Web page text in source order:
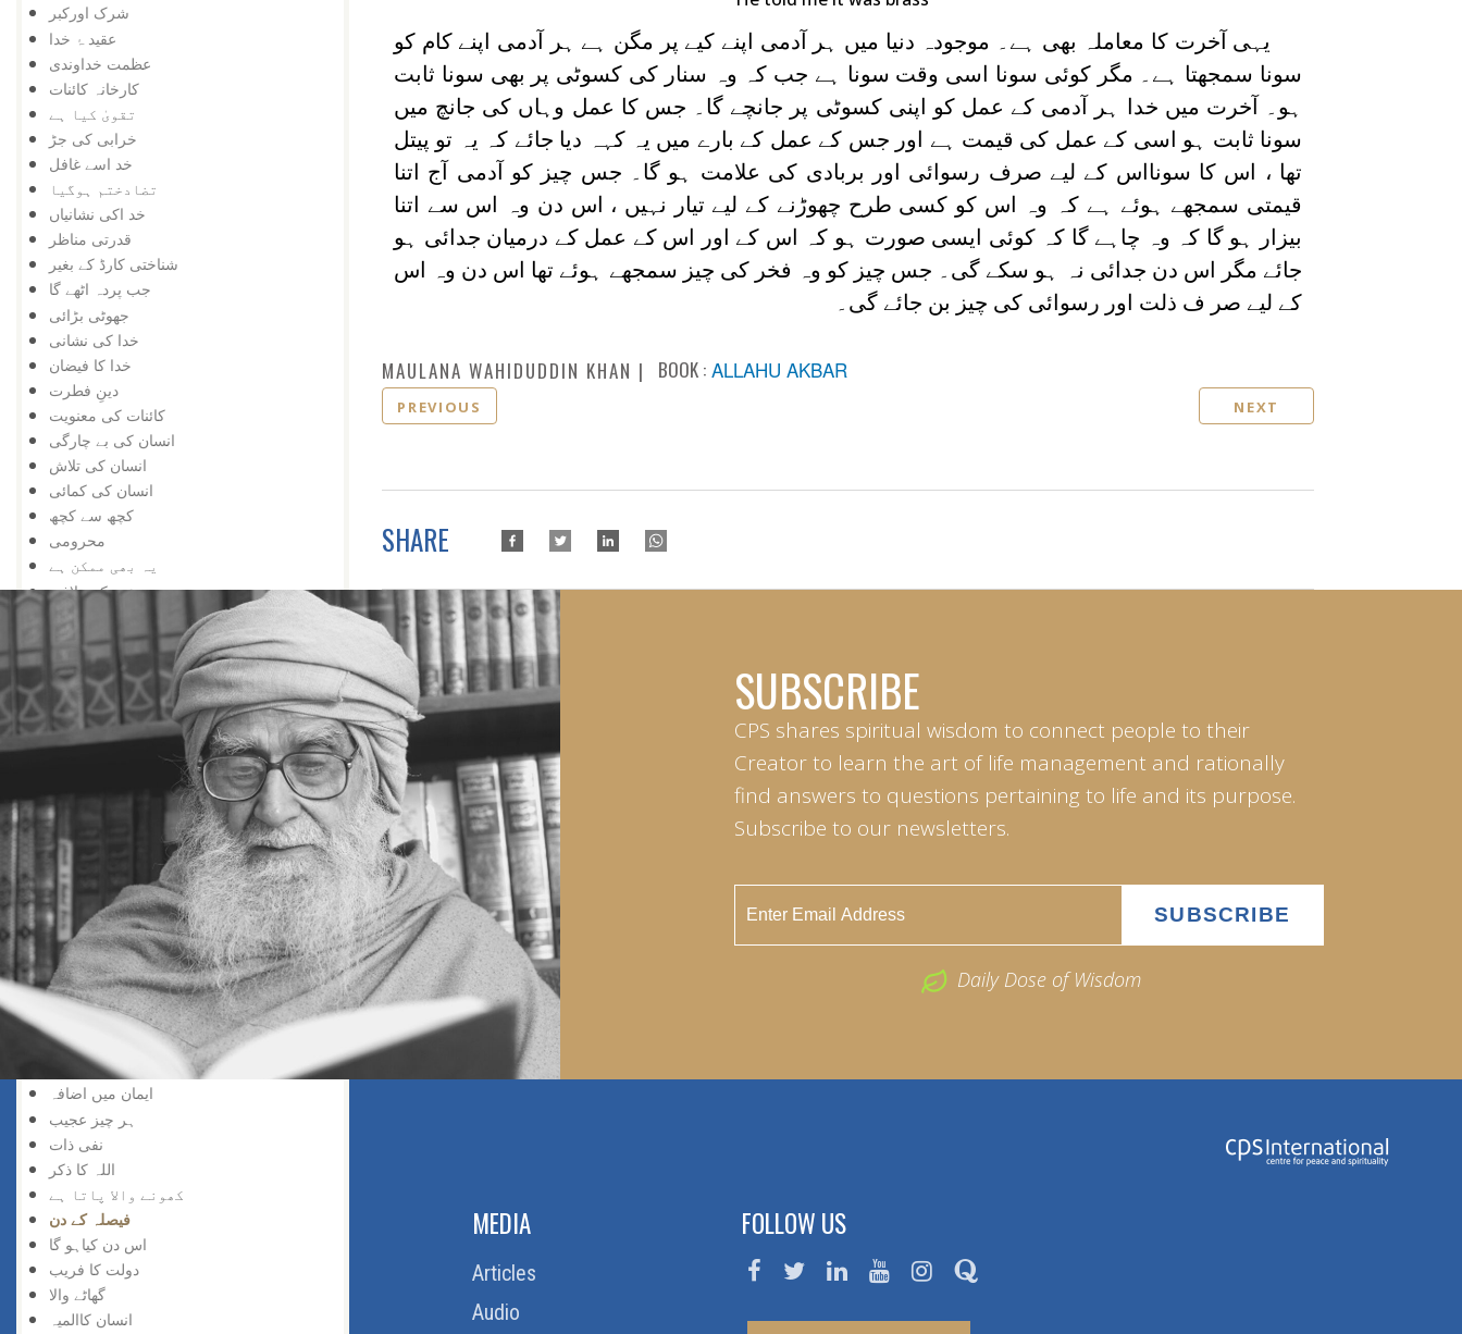
شرک اورکبر
عقید ۂ خدا
عظمت خداوندی
کارخانہ کائنات
تقویٰ کیا ہے
خرابی کی جڑ
خد اسے غافل
تضادختم ہوگیا
خد اکی نشانیاں
قدرتی مناظر
شناختی کارڈ کے بغیر
جب پردہ اٹھے گا
جھوٹی بڑائی
خدا کی نشانی
خدا کا فیضان
دینِ فطرت
کائنات کی معنویت
انسان کی بے چارگی
انسان کی تلاش
انسان کی کمائی
کچھ سے کچھ
محرومی
یہ بھی ممکن ہے
عجزکی تلافی
کائناتی نمونہ
ضمیر کے خلاف
اژدہا بھی
خدا پر ستی
زندگی کا مسئلہ
زلزلہ درکار ہے
معرفت
توحید اورشرک
سب کچھ عجیب ہے
خد اسے نسبت
حق کی پہچان
پانے والا
دریافت کی لذت
سچائی کو پانے والا
گروہی اعتراف
حق کو پانا
خدا کو پانے والے
انکشاف خدا وندی
ایمان میں اضافہ
ہر چیز عجیب
نفی ذات
اللہ کا ذکر
کھونے والا پاتا ہے
فیصلہ کے دن
اس دن کیاہو گا
دولت کا فریب
گھاٹے والا
انسان کاالمیہ
یہی آخرت کا معاملہ بھی ہے۔ موجودہ دنیا میں ہر آدمی اپنے کیے پر مگن ہے ہر آدمی اپنے کام کو
سونا سمجھتا ہے۔ مگر کوئی سونا اسی وقت سونا ہے جب کہ وہ سنار کی کسوٹی پر بھی سونا ثابت
ہو۔ آخرت میں خدا ہر آدمی کے عمل کو اپنی کسوٹی پر جانچے گا۔ جس کا عمل وہاں کی جانچ میں
سونا ثابت ہو اسی کے عمل کی قیمت ہے اور جس کے عمل کے بارے میں یہ کہہ دیا جائے کہ یہ تو پیتل
تھا ، اس کا سونااس کے لیے صرف رسوائی اور بربادی کی علامت ہو گا۔ جس چیز کو آدمی آج اتنا
قیمتی سمجھے ہوئے ہے کہ وہ اس کو کسی طرح چھوڑنے کے لیے تیار نہیں ، اس دن وہ اس سے اتنا
بیزار ہو گا کہ وہ چاہے گا کہ کوئی ایسی صورت ہو کہ اس کے اور اس کے عمل کے درمیان جدائی ہو
جائے مگر اس دن جدائی نہ ہو سکے گی۔ جس چیز کو وہ فخر کی چیز سمجھے ہوئے تھا اس دن وہ اس
کے لیے صر ف ذلت اور رسوائی کی چیز بن جائے گی۔
MAULANA WAHIDUDDIN KHAN BOOK : ALLAHU AKBAR
PREVIOUS NEXT
SHARE
SUBSCRIBE
CPS shares spiritual wisdom to connect people to their
Creator to learn the art of life management and rationally
find answers to questions pertaining to life and its purpose.
Subscribe to our newsletters.
Daily Dose of Wisdom
MEDIA
Articles
Audio
FOLLOW US